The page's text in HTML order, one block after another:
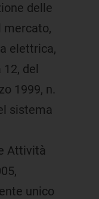
delle
mercato,
elettrica,
del
1999, n.
sistema
Attività
unico